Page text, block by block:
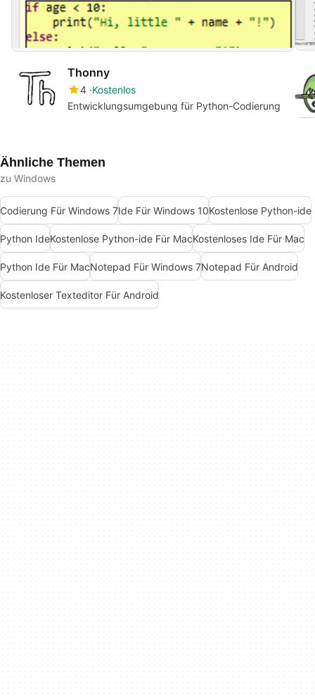
Thonny
4 Kostenlos
Entwicklungsumgebung für Python-Codierung
Ähnliche Themen
zu Windows
Codierung Für Windows 7Ide Für Windows 10Kostenlose Python-ide
Python IdeKostenlose Python-ide Für MacKostenloses Ide Für Mac
Python Ide Für MacNotepad Für Windows 7Notepad Für Android
Kostenloser Texteditor Für Android